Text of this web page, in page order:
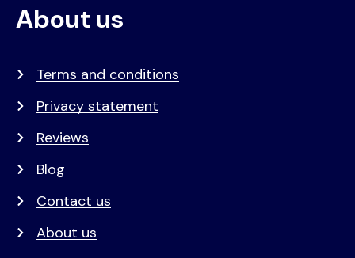
About us
Terms and conditions
Privacy statement
Reviews
Blog
Contact us
About us